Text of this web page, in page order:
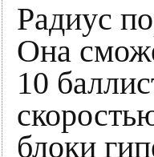
Радиус
Она
10
блоки